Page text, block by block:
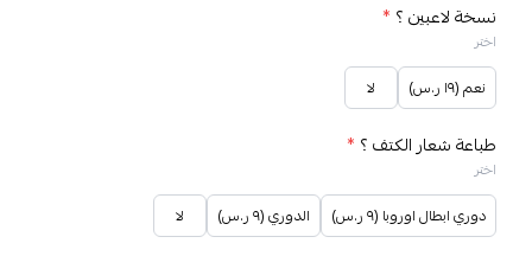
نسخة لاعبين ؟ *
اختر
نعم (١٩ ر.س) لا
طباعة شعار الكتف ؟ *
اختر
دوري ابطال اوروبا (٩ ر.س) الدوري (٩ ر.س) لا